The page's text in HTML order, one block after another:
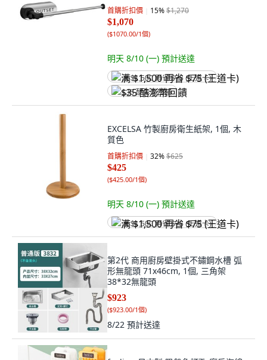
首購折扣價 15%$1,270
$1,070
($1070.00/1個)
明天 8/10 (一) 預計送達
满 $1,500 再省 $75 (王道卡)
$35 酷澎幣回饋
EXCELSA 竹製廚房衛生紙架, 1個, 木
質色
首購折扣價 32%$625
$425
($425.00/1個)
明天 8/10 (一) 預計送達
满 $1,500 再省 $75 (王道卡)
第2代 商用廚房壁掛式不鏽鋼水槽 弧
形無龍頭 71x46cm, 1個, 三角架
38*32無龍頭
$923
($923.00/1個)
8/22 預計送達